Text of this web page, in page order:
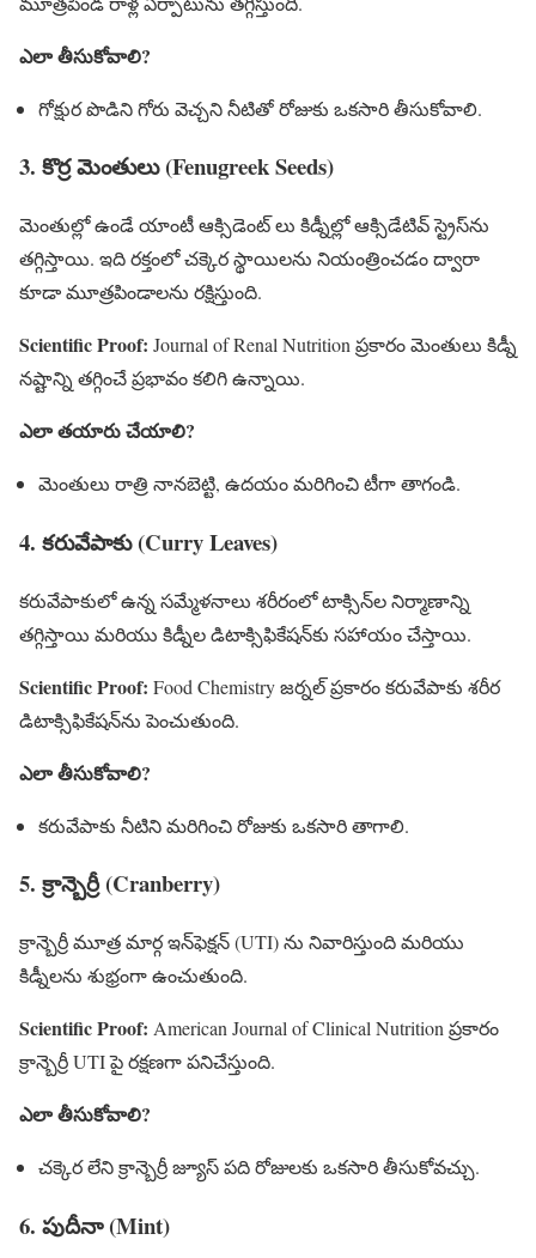
ఎలా తీసుకోవాలి?
గోక్షుర పొడిని గోరు వెచ్చని నీటితో రోజుకు ఒకసారి తీసుకోవాలి.
3. కొర్ర మెంతులు (Fenugreek Seeds)
మెంతుల్లో ఉండే యాంటీ ఆక్సిడెంట్ లు కిడ్నీల్లో ఆక్సిడేటివ్ స్ట్రెస్‌ను
తగ్గిస్తాయి. ఇది రక్తంలో చక్కెర స్థాయిలను నియంత్రించడం ద్వారా
కూడా మూత్రపిండాలను రక్షిస్తుంది.
Scientific Proof: Journal of Renal Nutrition ప్రకారం మెంతులు కిడ్నీ
నష్టాన్ని తగ్గించే ప్రభావం కలిగి ఉన్నాయి.
ఎలా తయారు చేయాలి?
మెంతులు రాత్రి నానబెట్టి, ఉదయం మరిగించి టీగా తాగండి.
4. కరువేపాకు (Curry Leaves)
కరువేపాకులో ఉన్న సమ్మేళనాలు శరీరంలో టాక్సిన్‌ల నిర్మాణాన్ని
తగ్గిస్తాయి మరియు కిడ్నీల డిటాక్సిఫికేషన్‌కు సహాయం చేస్తాయి.
Scientific Proof: Food Chemistry జర్నల్ ప్రకారం కరువేపాకు శరీర
డిటాక్సిఫికేషన్‌ను పెంచుతుంది.
ఎలా తీసుకోవాలి?
కరువేపాకు నీటిని మరిగించి రోజుకు ఒకసారి తాగాలి.
5. క్రాన్బెర్రీ (Cranberry)
క్రాన్బెర్రీ మూత్ర మార్గ ఇన్‌ఫెక్షన్ (UTI) ను నివారిస్తుంది మరియు
కిడ్నీలను శుభ్రంగా ఉంచుతుంది.
Scientific Proof: American Journal of Clinical Nutrition ప్రకారం
క్రాన్బెర్రీ UTI పై రక్షణగా పనిచేస్తుంది.
ఎలా తీసుకోవాలి?
చక్కెర లేని క్రాన్బెర్రీ జ్యూస్ పది రోజులకు ఒకసారి తీసుకోవచ్చు.
6. పుదీనా (Mint)